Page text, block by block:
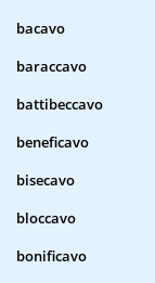
bacavo
baraccavo
battibeccavo
beneficavo
bisecavo
bloccavo
bonificavo